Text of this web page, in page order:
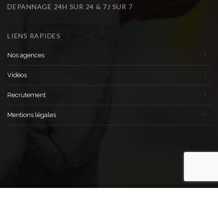
DEPANNAGE 24H SUR 24 & 7J SUR 7
LIENS RAPIDES
Nos agences
Vidéos
Recrutement
Mentions légales